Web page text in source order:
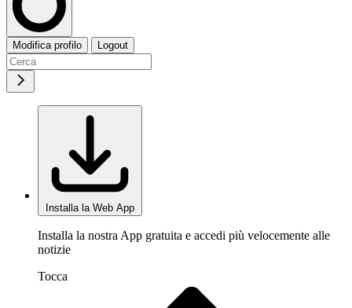
Modifica profilo Logout
Installa la Web App
Installa la nostra App gratuita e accedi più velocemente alle
notizie
Tocca